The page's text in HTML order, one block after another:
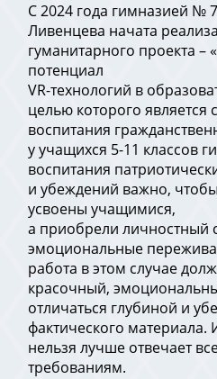
С 2024 года гимназией №
Ливенцева начата
гуманитарного проекта –
потенциал
VR-технологий в
целью которого является
воспитания
у учащихся 5-11 классов
воспитания
и убеждений важно,
усвоены учащимися,
а приобрели личностный
эмоциональные
работа в этом случае
красочный,
отличаться глубиной и
фактического материала.
нельзя лучше отвечает
требованиям.